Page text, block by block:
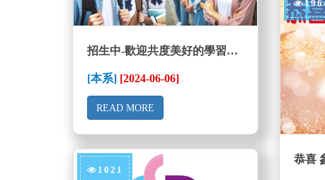
招生中-歡迎共度美好的學習體驗
[本系] [2024-06-06]
READ MORE
1021